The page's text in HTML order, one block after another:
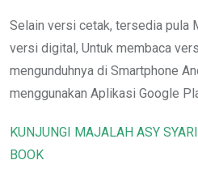
Selain versi cetak, tersedia pula
versi digital, Untuk membaca
mengunduhnya di Smartphone
menggunakan Aplikasi Google
KUNJUNGI MAJALAH ASY
BOOK